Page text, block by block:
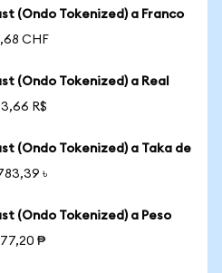
(Ondo Tokenized) a Franco
CHF
(Ondo Tokenized) a Real
R$
(Ondo Tokenized) a Taka de
৳
(Ondo Tokenized) a Peso
₱